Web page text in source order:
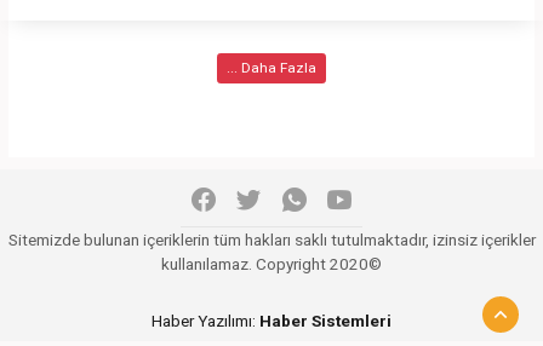
... Daha Fazla
Sitemizde bulunan içeriklerin tüm hakları saklı tutulmaktadır, izinsiz içerikler
kullanılamaz. Copyright 2020©
Haber Yazılımı: Haber Sistemleri